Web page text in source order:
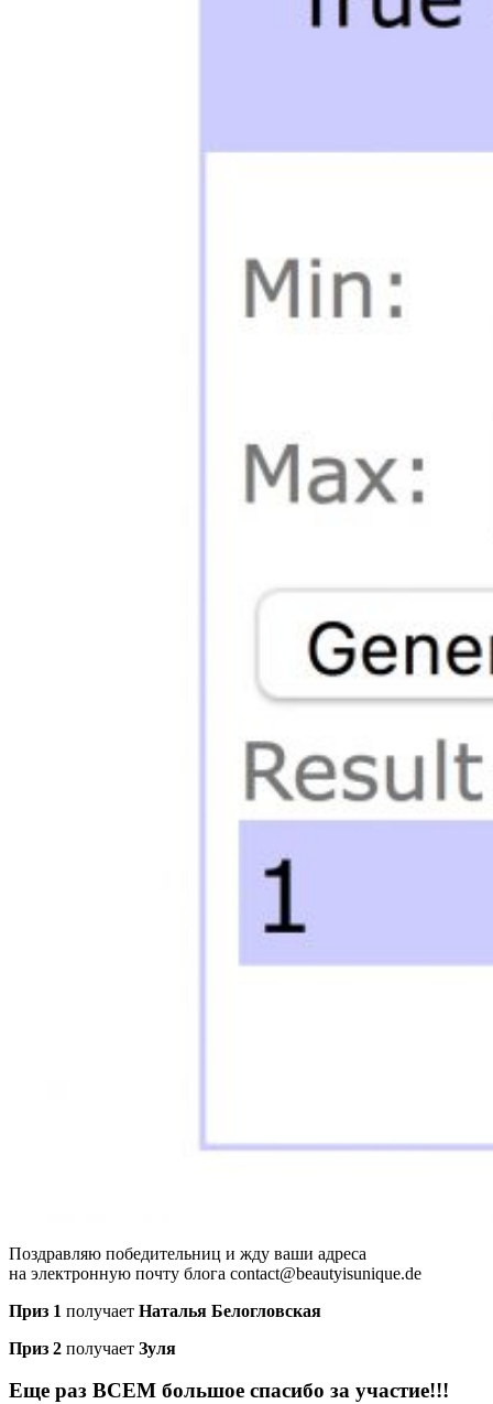
Поздравляю победительниц и жду ваши адреса
на электронную почту блога contact@beautyisunique.de
Приз 1 получает Наталья Белогловская
Приз 2 получает Зуля
Еще раз ВСЕМ большое спасибо за участие!!!